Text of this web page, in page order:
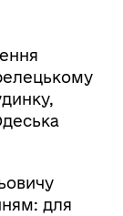
для